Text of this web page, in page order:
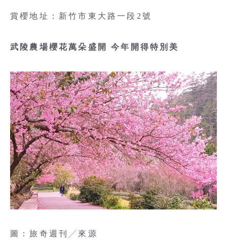
賞櫻地址：新竹市東大路一段2號
武陵農場櫻花萬朵盛開 今年開得特別美
圖：旅奇週刊╱來源